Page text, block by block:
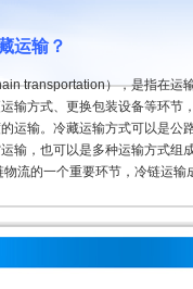
运输？
transportation），是指在运
输方式、更换包装设备等环节
运输。冷藏运输方式可以是公
输，也可以是多种运输方式组
物流的一个重要环节，冷链运输